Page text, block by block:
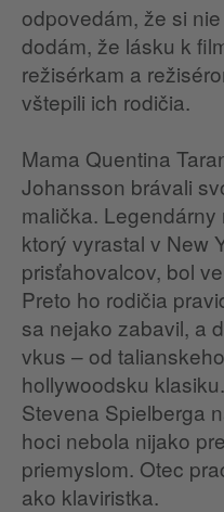
odpovedám, že si
dodám, že lásku k
režisérkam a
vštepili ich rodičia.
Mama Quentina
Johansson brávali
malička.
ktorý vyrastal v New
prisťahovalcov, bol
Preto ho rodičia
sa nejako zabavil, a
vkus – od
hollywoodsku
Stevena Spielberga
hoci nebola nijako
priemyslom. Otec
ako klaviristka.